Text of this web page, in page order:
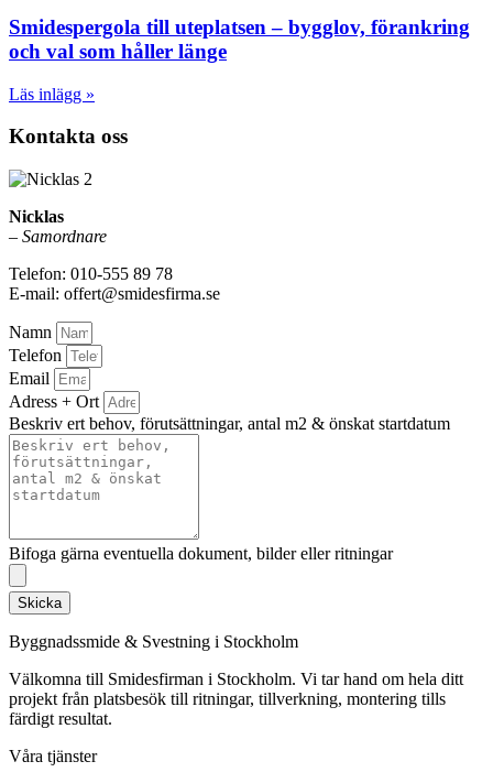
Smidespergola till uteplatsen – bygglov, förankring
och val som håller länge
Läs inlägg »
Kontakta oss
Nicklas
– Samordnare
Telefon: 010-555 89 78
E-mail: offert@smidesfirma.se
Namn
Telefon
Email
Adress + Ort
Beskriv ert behov, förutsättningar, antal m2 & önskat startdatum
Bifoga gärna eventuella dokument, bilder eller ritningar
Skicka
Byggnadssmide & Svestning i Stockholm
Välkomna till Smidesfirman i Stockholm. Vi tar hand om hela ditt
projekt från platsbesök till ritningar, tillverkning, montering tills
färdigt resultat.
Våra tjänster